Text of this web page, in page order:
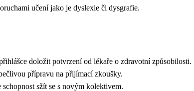
učení jako je dyslexie či dysgrafie.
doložit potvrzení od lékaře o zdravotní způsobilosti.
přípravu na přijímací zkoušky.
sžít se s novým kolektivem.